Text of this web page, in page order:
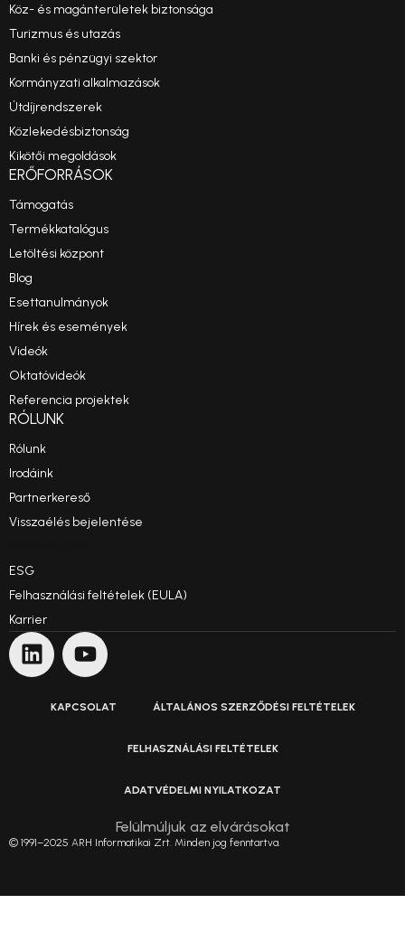
Köz- és magánterületek biztonsága
Turizmus és utazás
Banki és pénzügyi szektor
Kormányzati alkalmazások
Útdíjrendszerek
Közlekedésbiztonság
Kikötői megoldások
ERŐFORRÁSOK
Támogatás
Termékkatalógus
Letöltési központ
Blog
Esettanulmányok
Hírek és események
Videók
Oktatóvideók
Referencia projektek
RÓLUNK
Rólunk
Irodáink
Partnerkereső
Visszaélés bejelentése
ESG
Felhasználási feltételek (EULA)
Karrier
KAPCSOLAT ÁLTALÁNOS SZERZŐDÉSI FELTÉTELEK
FELHASZNÁLÁSI FELTÉTELEK
ADATVÉDELMI NYILATKOZAT
Felülmúljuk az elvárásokat
© 1991–2025 ARH Informatikai Zrt. Minden jog fenntartva.